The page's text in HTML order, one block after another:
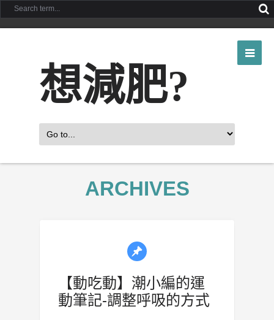
想減肥?
ARCHIVES
【動吃動】潮小編的運
動筆記-調整呼吸的方式